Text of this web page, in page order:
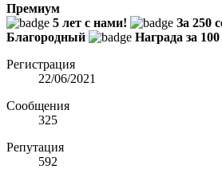
Премиум
5 лет с нами!
За 250
Благородный
Награда за
Регистрация
22/06/2021
Сообщения
325
Репутация
592